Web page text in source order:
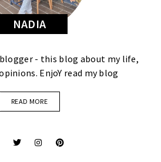
NADIA
- this blog about my life,
EnjoY read my blog
READ MORE